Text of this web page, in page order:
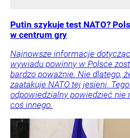
Putin szykuje test NATO?
w centrum gry
Najnowsze informacje
wywiadu powinny w Polsce
bardzo poważnie. Nie dlatego,
zaatakuje NATO tej jesieni.
odpowiedzialny powiedzieć nie
coś innego.